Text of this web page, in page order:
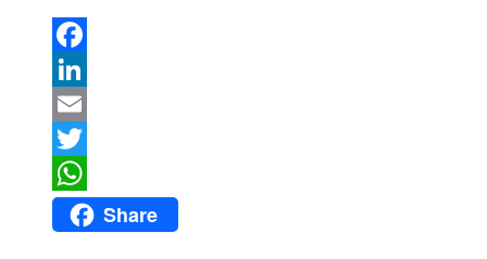
Facebook
LinkedIn
Email
Twitter
WhatsAppShare